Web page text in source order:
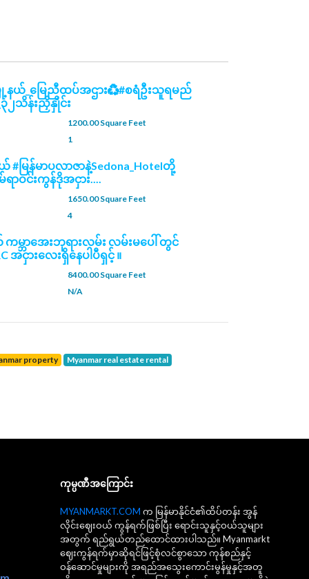
မြို့နယ်_မြေညီထပ်အဌား♻️#စရံဦးသူရမည်
၃၂သိန်းညှိနှိုင်း
1200.00 Square Feet
1
#မြန်မာပလာဇာနဲ့Sedona_Hotelတို့
ာဝင်းကွန်ဒိုအငှား....
1650.00 Square Feet
4
မ္ဘာ​အေးဘုရားလမ်း လမ်းမပေါ် တွင်
အငှားလေးရှိနေပါပီရှင့် ။
8400.00 Square Feet
N/A
property Myanmar real estate rental
ကုမ္ပဏီအကြောင်း
MYANMARKT.COM က မြန်မာနိုင်ငံ၏ထိပ်တန်း အွန်
လိုင်းဈေးဝယ် ကွန်ရက်ဖြစ်ပြီး ရောင်းသူနှင့်ဝယ်သူများ
အတွက် ရည်ရွယ်တည်ထောင်ထားပါသည်။ Myanmarkt
ဈေးကွန်ရက်မှာဆိုရင်ဖြင့်စုံလင်စွာသော ကုန်စည်နှင့်
ဝန်ဆောင်မှုများကို အရည်အသွေးကောင်းမွန်မှုနှင့်အတူ